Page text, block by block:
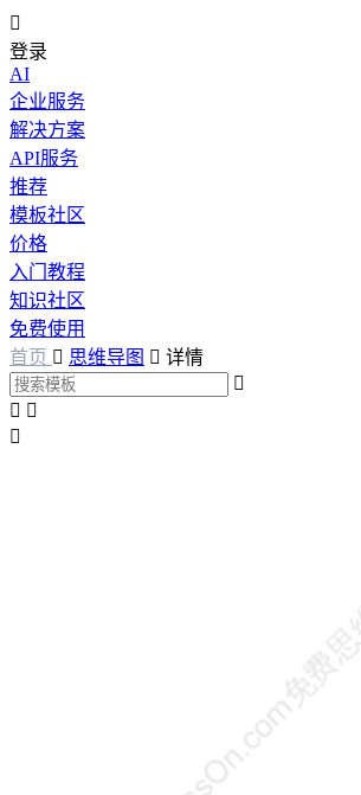

登录
AI
企业服务
解决方案
API服务
推荐
模板社区
价格
入门教程
知识社区
免费使用
首页  思维导图  详情

 
